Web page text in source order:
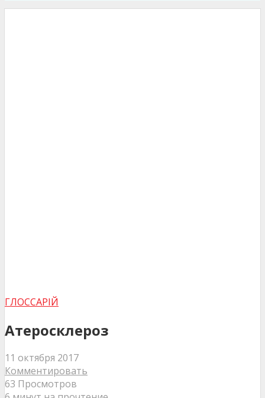
ГЛОССАРІЙ
Атеросклероз
11 октября 2017
Комментировать
63 Просмотров